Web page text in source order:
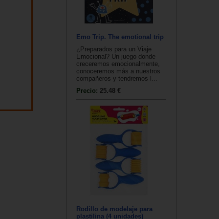
Emo Trip. The emotional trip
¿Preparados para un Viaje
Emocional? Un juego donde
creceremos emocionalmente,
conoceremos más a nuestros
compañeros y tendremos l...
Precio: 25.48 €
Rodillo de modelaje para
plastilina (4 unidades)